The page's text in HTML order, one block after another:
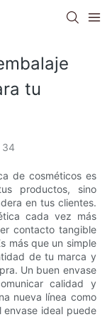
tu
34
de cosméticos es
productos, sino
en tus clientes.
cada vez más
contacto tangible
más que un simple
de tu marca y
Un buen envase
calidad y
nueva línea como
envase ideal puede